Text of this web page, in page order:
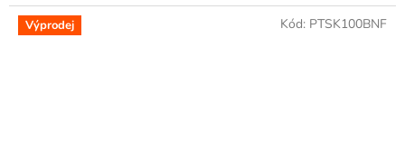
Výprodej Kód: PTSK100BNF